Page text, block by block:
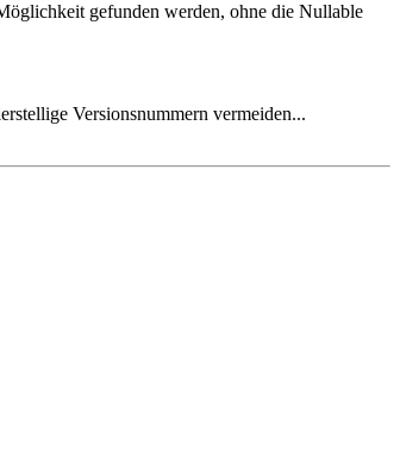
gefunden werden, ohne die Nullable
Versionsnummern vermeiden...